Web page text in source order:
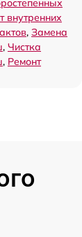
внутренних
, Замена
, Чистка
, Ремонт